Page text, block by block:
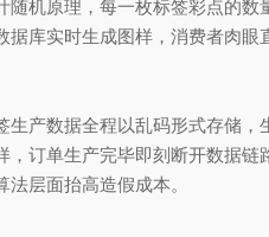
机原理，每一枚标签彩点的数
库实时生成图样，消费者肉眼
产数据全程以乱码形式存储，
订单生产完毕即刻断开数据
层面抬高造假成本。